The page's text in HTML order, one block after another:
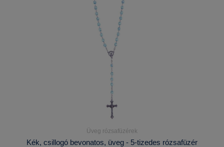
Részletek...
Üveg rózsafüzérek
Kék, csillogó bevonatos, üveg - 5-tizedes rózsafüzér